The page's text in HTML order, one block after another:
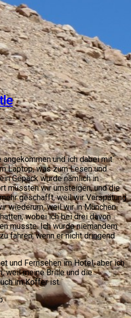
und ich dabei mit
Laptop, was zum Lesen und
Gepäck wurde nämlich in
mussten wir umsteigen, und die
geschafft, weil wir Verspätung
wiederum, weil wir in München
wobei ich bei drei davon
musste. Ich würde niemandem
fahren, wenn er nicht dringend
und Fernsehen im Hotel, aber ich
weil meine Brille und die
im Koffer ist.